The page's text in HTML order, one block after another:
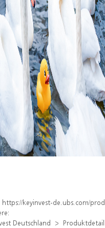
https://keyinvest-de.ubs.com/produkt/detail/index/isin/DE000WA37FC6
Deutschland
Produktdetail